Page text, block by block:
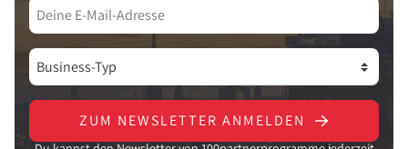
ZUM NEWSLETTER ANMELDEN